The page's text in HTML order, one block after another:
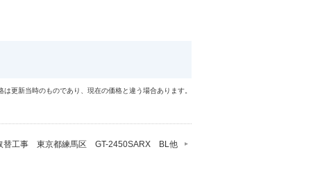
更新当時のものであり、現在の価格と違う場合あります。
替工事 東京都練馬区 GT-2450SARX BL他